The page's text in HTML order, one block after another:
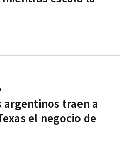
argentinos traen a
el negocio de